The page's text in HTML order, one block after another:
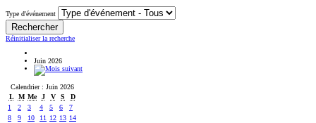
Type d'événement
Réinitialiser la recherche
Juin 2026
Calendrier : Juin 2026
L M Me J V S
D
1
2 3 4 5 6
7
8
9 10 11 12 13 14